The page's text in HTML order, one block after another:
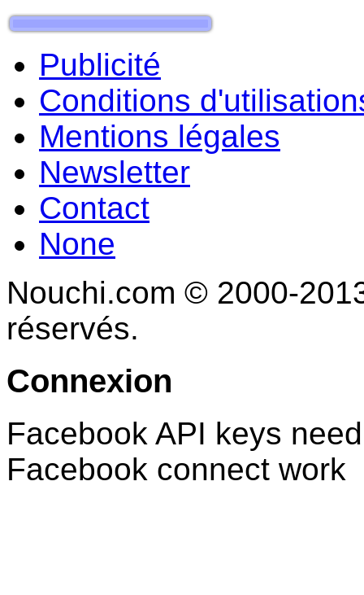
Publicité
Conditions
Mentions légales
Newsletter
Contact
None
Nouchi.com © 2000-
réservés.
Connexion
Facebook API keys
Facebook connect work